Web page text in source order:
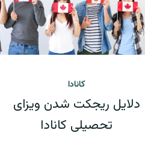
کانادا
دلایل ریجکت شدن ویزای
تحصیلی کانادا